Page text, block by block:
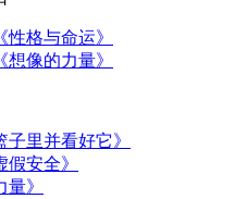
格与命运》
像的力量》
里并看好它》
安全》
》